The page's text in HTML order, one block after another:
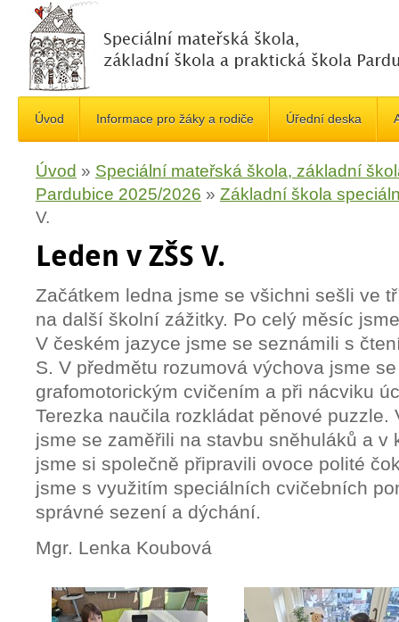
Úvod Informace pro žáky a rodiče Úřední deska
Úvod » Speciální mateřská škola, základní
Pardubice 2025/2026 » Základní škola
V.
Leden v ZŠS V.
Začátkem ledna jsme se všichni sešli ve
na další školní zážitky. Po celý měsíc
V českém jazyce jsme se seznámili s
S. V předmětu rozumová výchova jsme
grafomotorickým cvičením a při nácviku
Terezka naučila rozkládat pěnové
jsme se zaměřili na stavbu sněhuláků a v
jsme si společně připravili ovoce polité
jsme s využitím speciálních cvičebních
správné sezení a dýchání.
Mgr. Lenka Koubová